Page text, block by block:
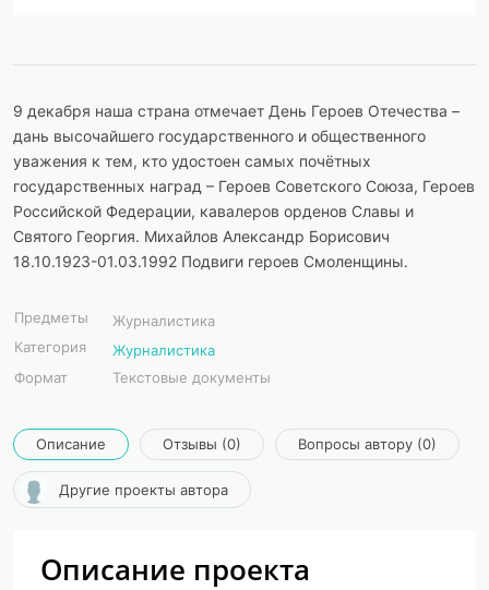
9 декабря наша страна отмечает День Героев Отечества –
дань высочайшего государственного и общественного
уважения к тем, кто удостоен самых почётных
государственных наград – Героев Советского Союза, Героев
Российской Федерации, кавалеров орденов Славы и
Святого Георгия. Михайлов Александр Борисович
18.10.1923-01.03.1992 Подвиги героев Смоленщины.
Предметы
Журналистика
Категория
Журналистика
Формат
Текстовые документы
Описание Отзывы (0) Вопросы автору (0)
Другие проекты автора
Описание проекта